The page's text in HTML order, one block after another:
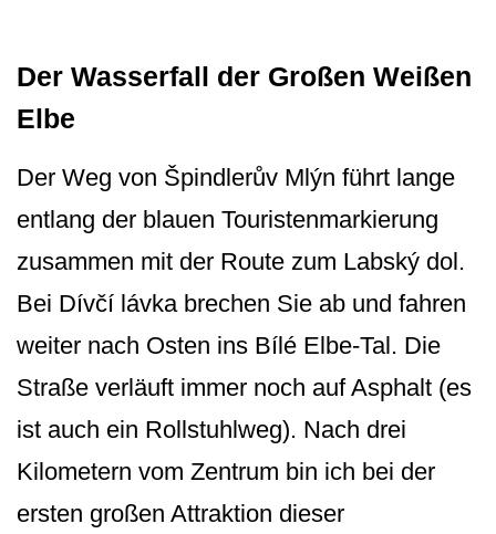
Der Wasserfall der Großen Weißen
Elbe
Der Weg von Špindlerův Mlýn führt lange
entlang der blauen Touristenmarkierung
zusammen mit der Route zum Labský dol.
Bei Dívčí lávka brechen Sie ab und fahren
weiter nach Osten ins Bílé Elbe-Tal. Die
Straße verläuft immer noch auf Asphalt (es
ist auch ein Rollstuhlweg). Nach drei
Kilometern vom Zentrum bin ich bei der
ersten großen Attraktion dieser